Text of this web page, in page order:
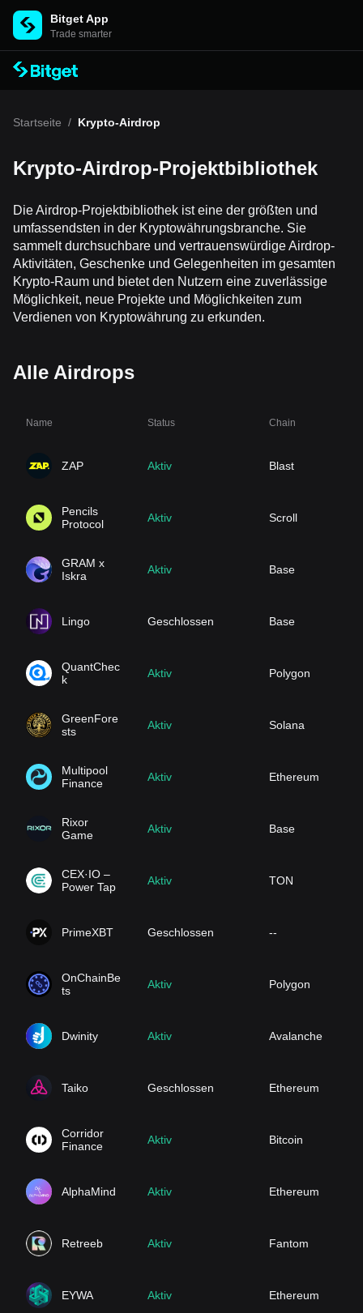
Bitget App
Trade smarter
Startseite / Krypto-Airdrop
Krypto-Airdrop-Projektbibliothek
Die Airdrop-Projektbibliothek ist eine der größten und
umfassendsten in der Kryptowährungsbranche. Sie
sammelt durchsuchbare und vertrauenswürdige Airdrop-
Aktivitäten, Geschenke und Gelegenheiten im gesamten
Krypto-Raum und bietet den Nutzern eine zuverlässige
Möglichkeit, neue Projekte und Möglichkeiten zum
Verdienen von Kryptowährung zu erkunden.
Alle Airdrops
Name Status Chain
ZAP Aktiv Blast
Pencils
Protocol
Aktiv Scroll
GRAM x
Iskra
Aktiv Base
Lingo Geschlossen Base
QuantChec
k
Aktiv Polygon
GreenFore
sts
Aktiv Solana
Multipool
Finance
Aktiv Ethereum
Rixor
Game
Aktiv Base
CEX·IO –
Power Tap
Aktiv TON
PrimeXBT Geschlossen --
OnChainBe
ts
Aktiv Polygon
Dwinity Aktiv Avalanche
Taiko Geschlossen Ethereum
Corridor
Finance
Aktiv Bitcoin
AlphaMind Aktiv Ethereum
Retreeb Aktiv Fantom
EYWA Aktiv Ethereum